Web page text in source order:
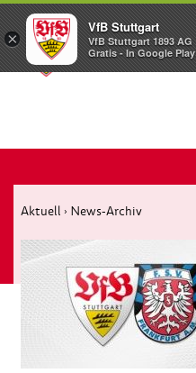
Aktuell › News-Archiv
×
VfB Stuttgart
VfB Stuttgart 1893 AG
Gratis - In Google Play